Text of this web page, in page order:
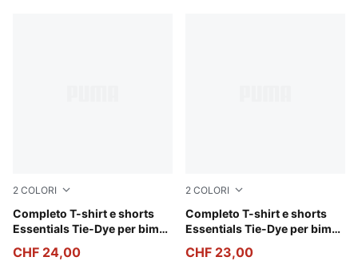
2 COLORI
Completo T-shirt e shorts
Essentials Tie-Dye per bimbi
Emerald Ice
CHF 24,00
2 COLORI
Completo T-shirt e shorts
Essentials Tie-Dye per bimbi
Wild Pink
CHF 23,00